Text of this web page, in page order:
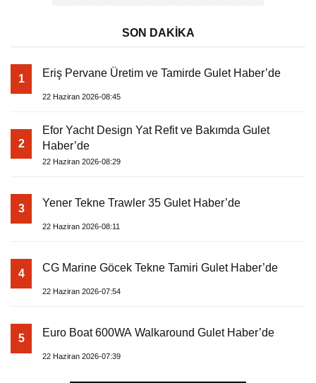
SON DAKİKA
1 Eriş Pervane Üretim ve Tamirde Gulet Haber’de
22 Haziran 2026-08:45
2
Efor Yacht Design Yat Refit ve Bakımda Gulet
Haber’de
22 Haziran 2026-08:29
3 Yener Tekne Trawler 35 Gulet Haber’de
22 Haziran 2026-08:11
4 CG Marine Göcek Tekne Tamiri Gulet Haber’de
22 Haziran 2026-07:54
5 Euro Boat 600WA Walkaround Gulet Haber’de
22 Haziran 2026-07:39